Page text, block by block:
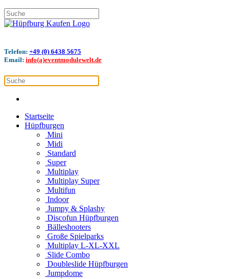
Telefon: +49 (0) 6438 5675
Email: info(a)eventmodulewelt.de
Startseite
Hüpfburgen
Mini
Midi
Standard
Super
Multiplay
Multiplay Super
Multifun
Indoor
Jumpy & Splashy
Discofun Hüpfburgen
Bälleshooters
Große Spielparks
Multiplay L-XL-XXL
Slide Combo
Doubleslide Hüpfburgen
Jumpdome